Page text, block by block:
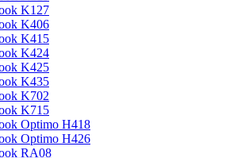
K127
K406
K415
K424
K425
K435
K702
K715
Optimo H418
Optimo H426
RA08